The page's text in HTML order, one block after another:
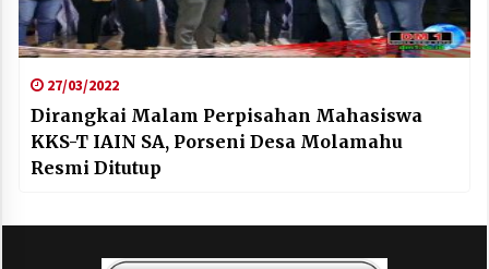
27/03/2022
Dirangkai Malam Perpisahan Mahasiswa
KKS-T IAIN SA, Porseni Desa Molamahu
Resmi Ditutup